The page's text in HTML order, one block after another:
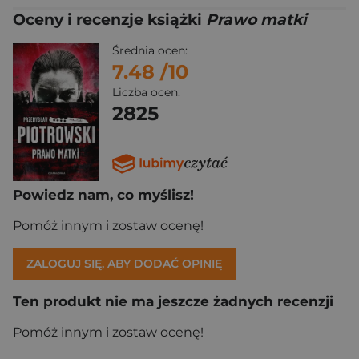
Oceny i recenzje książki Prawo matki
Średnia ocen:
7.48 /10
Liczba ocen:
2825
Powiedz nam, co myślisz!
Pomóż innym i zostaw ocenę!
ZALOGUJ SIĘ, ABY DODAĆ OPINIĘ
Ten produkt nie ma jeszcze żadnych recenzji
Pomóż innym i zostaw ocenę!